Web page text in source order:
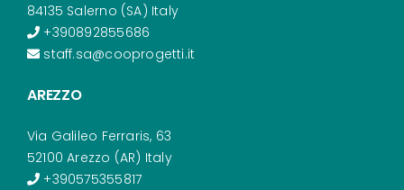
84135 Salerno (SA) Italy
+390892855686
staff.sa@cooprogetti.it
AREZZO
Via Galileo Ferraris, 63
52100 Arezzo (AR) Italy
+390575355817